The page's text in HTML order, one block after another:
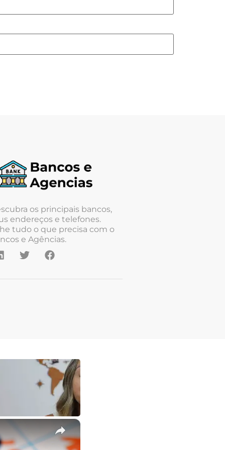
os principais bancos,
endereços e telefones.
tudo o que precisa com o
e Agências.
×